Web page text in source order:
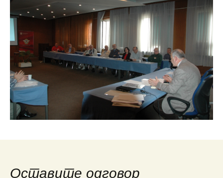
Оставите одговор